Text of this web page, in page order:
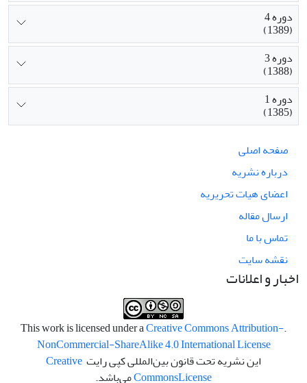
دوره 4
(1389)
دوره 3
(1388)
دوره 1
(1385)
صفحه اصلی
درباره نشریه
اعضای هیات تحریریه
ارسال مقاله
تماس با ما
نقشه سایت
اخبار و اعلانات
.This work is licensed under a
Creative Commons Attribution-
NonCommercial-ShareAlike 4.0 International License
این نشریه تحت قانون بین‌المللی کپی رایت Creative
CommonsLicense می‌باشد.